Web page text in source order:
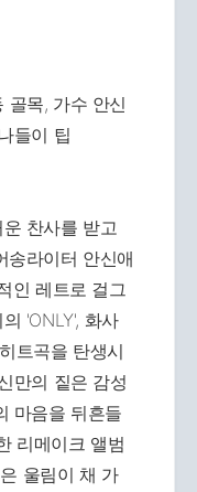
찬사를 받고
송라이터 안신애
인 레트로 걸그
'ONLY', 화사
트곡을 탄생시
만의 짙은 감성
마음을 뒤흔들
리메이크 앨범
울림이 채 가